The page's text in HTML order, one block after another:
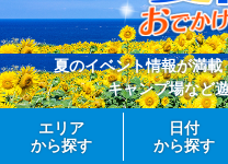
夏のイベント情報が満
キャンプ場など
エリア
から探す
日付
から探す